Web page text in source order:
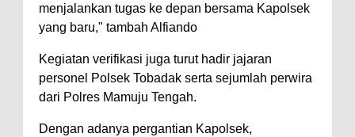
menjalankan tugas ke depan bersama Kapolsek
yang baru," tambah Alfiando
Kegiatan verifikasi juga turut hadir jajaran
personel Polsek Tobadak serta sejumlah perwira
dari Polres Mamuju Tengah.
Dengan adanya pergantian Kapolsek,